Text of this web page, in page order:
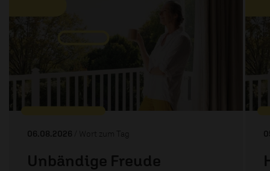
06.08.2026 / Wort zum Tag
Unbändige Freude